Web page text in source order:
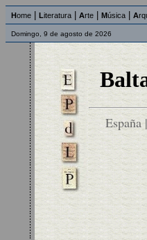
Home Literatura Arte Música A
Domingo, 9 de agosto de 2026
España |